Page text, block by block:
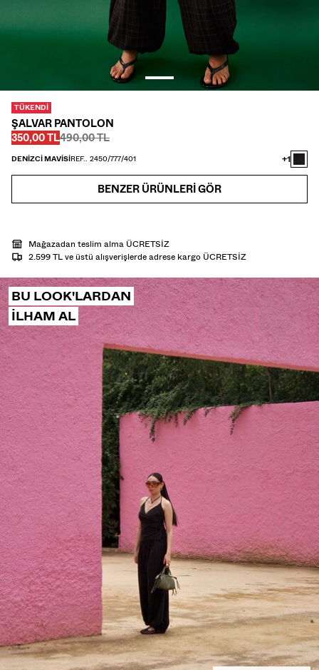
TÜKENDI
ŞALVAR PANTOLON
İNDIRIMLI FIYAT
350,00 TLÖnce
490,00 TL
Önce
DENIZCI MAVISIREF.. 2450/777/401 +1
BENZER ÜRÜNLERI GÖR
Mağazadan teslim alma ÜCRETSİZ
2.599 TL ve üstü alışverişlerde adrese kargo ÜCRETSİZ
BU LOOK'LARDAN
ILHAM AL
SON GÜNLERİ
SATANLAR
FİYATLAR
MUSIC
HEDİYE KARTI MMBRS NEWSLETTER